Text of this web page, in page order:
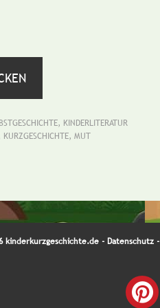
, KINDERLITERATUR
KURZGESCHICHTE, MUT
kinderkurzgeschichte.de - Datenschutz-